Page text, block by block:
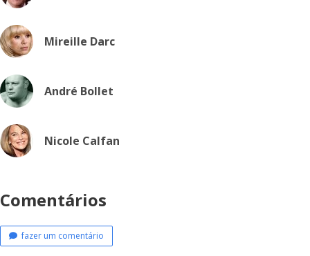
Mireille Darc
André Bollet
Nicole Calfan
Comentários
fazer um comentário